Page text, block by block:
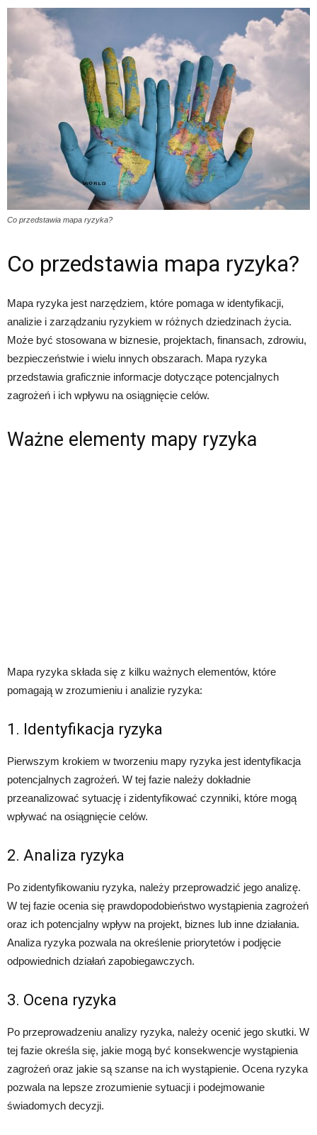
Co przedstawia mapa ryzyka?
Co przedstawia mapa ryzyka?
Mapa ryzyka jest narzędziem, które pomaga w identyfikacji,
analizie i zarządzaniu ryzykiem w różnych dziedzinach życia.
Może być stosowana w biznesie, projektach, finansach, zdrowiu,
bezpieczeństwie i wielu innych obszarach. Mapa ryzyka
przedstawia graficznie informacje dotyczące potencjalnych
zagrożeń i ich wpływu na osiągnięcie celów.
Ważne elementy mapy ryzyka
Mapa ryzyka składa się z kilku ważnych elementów, które
pomagają w zrozumieniu i analizie ryzyka:
1. Identyfikacja ryzyka
Pierwszym krokiem w tworzeniu mapy ryzyka jest identyfikacja
potencjalnych zagrożeń. W tej fazie należy dokładnie
przeanalizować sytuację i zidentyfikować czynniki, które mogą
wpływać na osiągnięcie celów.
2. Analiza ryzyka
Po zidentyfikowaniu ryzyka, należy przeprowadzić jego analizę.
W tej fazie ocenia się prawdopodobieństwo wystąpienia zagrożeń
oraz ich potencjalny wpływ na projekt, biznes lub inne działania.
Analiza ryzyka pozwala na określenie priorytetów i podjęcie
odpowiednich działań zapobiegawczych.
3. Ocena ryzyka
Po przeprowadzeniu analizy ryzyka, należy ocenić jego skutki. W
tej fazie określa się, jakie mogą być konsekwencje wystąpienia
zagrożeń oraz jakie są szanse na ich wystąpienie. Ocena ryzyka
pozwala na lepsze zrozumienie sytuacji i podejmowanie
świadomych decyzji.